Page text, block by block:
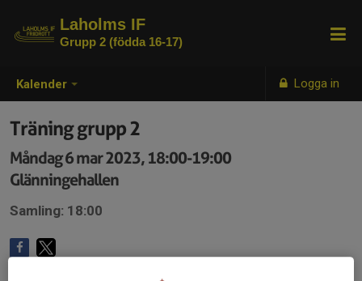
Kalender Logga in
Laholms IF
Grupp 2 (födda 16-17)
Träning grupp 2
Måndag 6 mar 2023, 18:00-19:00
Glänningehallen
Samling: 18:00